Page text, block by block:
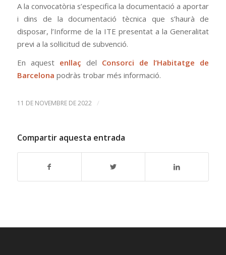
A la convocatòria s’especifica la documentació a aportar
i dins de la documentació tècnica que s’haurà de
disposar, l’Informe de la ITE presentat a la Generalitat
previ a la sol·licitud de subvenció.
En aquest enllaç del Consorci de l’Habitatge de
Barcelona podràs trobar més informació.
11 DE NOVEMBRE DE 2022 /
Compartir aquesta entrada